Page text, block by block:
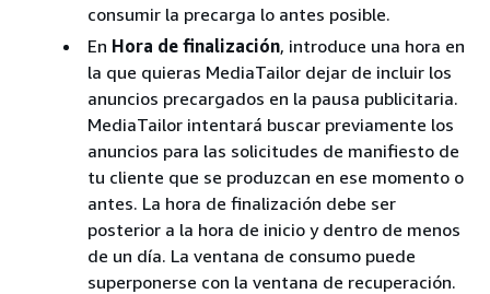
consumir la precarga lo antes posible.
En Hora de finalización, introduce una hora en
la que quieras MediaTailor dejar de incluir los
anuncios precargados en la pausa publicitaria.
MediaTailor intentará buscar previamente los
anuncios para las solicitudes de manifiesto de
tu cliente que se produzcan en ese momento o
antes. La hora de finalización debe ser
posterior a la hora de inicio y dentro de menos
de un día. La ventana de consumo puede
superponerse con la ventana de recuperación.